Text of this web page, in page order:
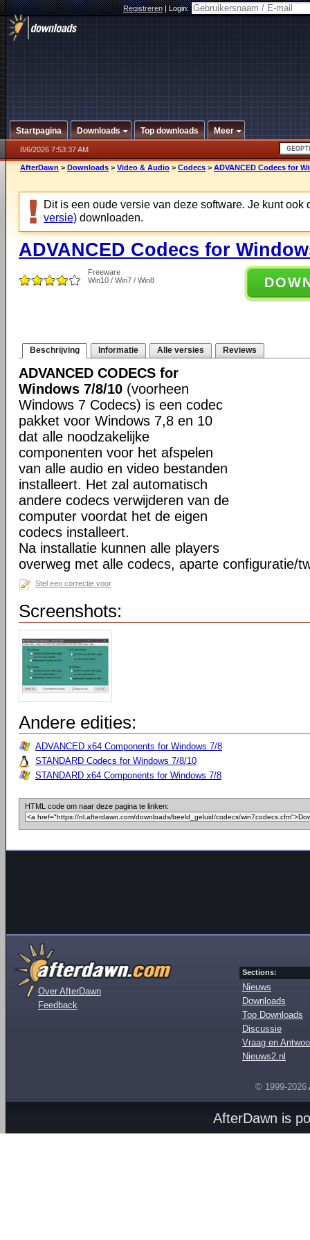
Registreren|Login:
Startpagina Downloads Top downloads Meer
8/6/2026 7:53:37 AM
AfterDawn > Downloads > Video & Audio > Codecs > ADVANCED Codecs for
Dit is een oude versie van deze software. Je kunt ook
versie) downloaden.
ADVANCED Codecs for
Freeware
Win10 / Win7 / Win8
Beschrijving Informatie Alle versies Reviews
ADVANCED CODECS for
Windows 7/8/10 (voorheen
Windows 7 Codecs) is een codec
pakket voor Windows 7,8 en 10
dat alle noodzakelijke
componenten voor het afspelen
van alle audio en video bestanden
installeert. Het zal automatisch
andere codecs verwijderen van de
computer voordat het de eigen
codecs installeert.
Na installatie kunnen alle players
overweg met alle codecs, aparte configuratie/
Stel een correctie voor
Screenshots:
Andere edities:
ADVANCED x64 Components for Windows 7/8
STANDARD Codecs for Windows 7/8/10
STANDARD x64 Components for Windows 7/8
HTML code om naar deze pagina te linken:
Over AfterDawn
Feedback
Sections:
Nieuws
Downloads
Top Downloads
Discussie
Vraag en
Nieuws2.nl
© 1999-2026
AfterDawn is